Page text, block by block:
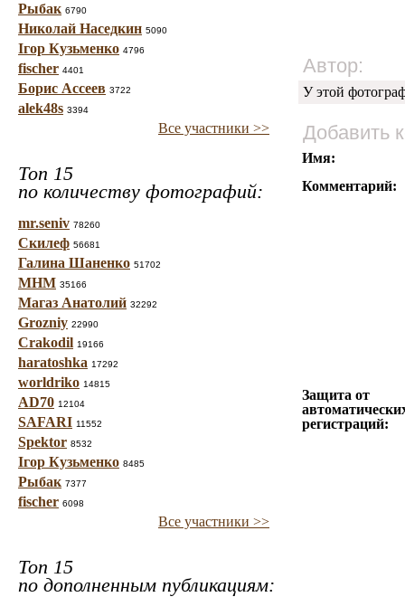
Рыбак 6790
Николай Наседкин 5090
Ігор Кузьменко 4796
fischer 4401
Борис Ассеев 3722
alek48s 3394
Все участники >>
Топ 15
по количеству фотографий:
mr.seniv 78260
Скилеф 56681
Галина Шаненко 51702
МНМ 35166
Магаз Анатолий 32292
Grozniy 22990
Crakodil 19166
haratoshka 17292
worldriko 14815
AD70 12104
SAFARI 11552
Spektor 8532
Ігор Кузьменко 8485
Рыбак 7377
fischer 6098
Все участники >>
Топ 15
по дополненным публикациям:
Автор:
У этой
Добавить
Имя:
Комментарий:
Защита от
регистраций: